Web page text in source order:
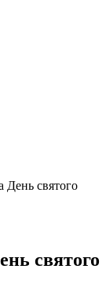
День святого
святого